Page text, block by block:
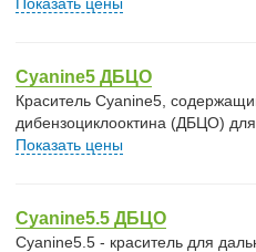
Cyanine5 ДБЦО
Краситель Cyanine5,
дибензоциклооктина (ДБЦО)
Показать цены
Cyanine5.5 ДБЦО
Cyanine5.5 - краситель для